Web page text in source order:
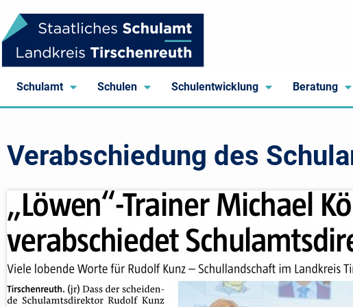
Schulamt Schulen Schulentwicklung Beratung
Verabschiedung des